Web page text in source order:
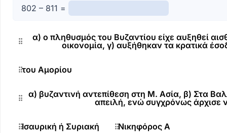
802 – 811 =
α) ο πληθυσμός του Βυζαντίου είχε αυξηθεί
οικονομία, γ) αυξήθηκαν τα κρατικά
του Αμορίου
α) βυζαντινή αντεπίθεση στη Μ. Ασία, β) Στα
απειλή, ενώ συγχρόνως άρχισε
Ισαυρική ή Συριακή Νικηφόρος Α